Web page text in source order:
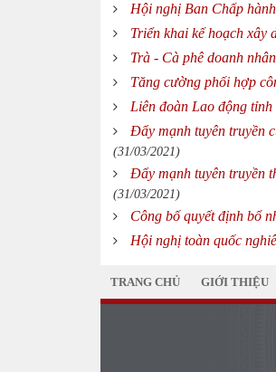
Hội nghị Ban Chấp
Triển khai kế hoạch
Trà - Cà phê doanh
Tăng cường phối hợp
Liên đoàn Lao động
Đẩy mạnh tuyên truyền
(31/03/2021)
Đẩy mạnh tuyên truyền
(31/03/2021)
Công bố quyết định bổ
Hội nghị toàn quốc
TRANG CHỦ GIỚI THIỆU